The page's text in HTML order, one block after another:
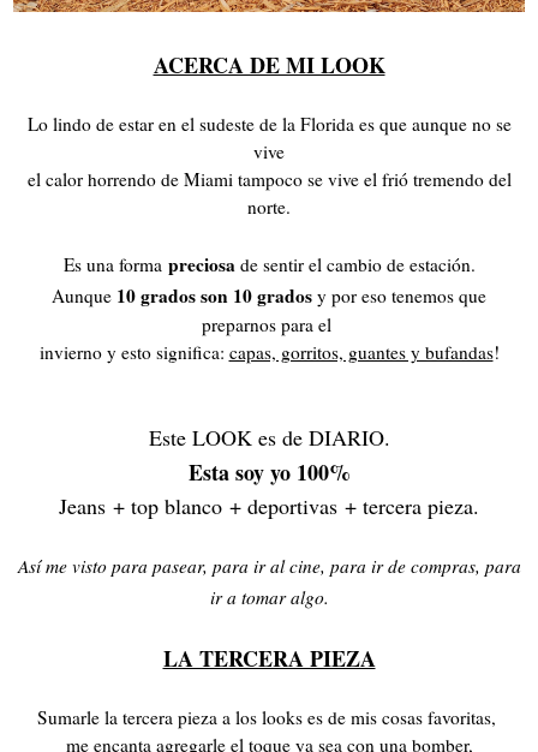
ACERCA DE MI LOOK
Lo lindo de estar en el sudeste de la Florida es que aunque no se
vive
el calor horrendo de Miami tampoco se vive el frió tremendo del
norte.
Es una formapreciosade sentir el cambio de estación.
Aunque 10 grados son 10 grados y por eso tenemos que
preparnos para el
invierno y esto significa: capas, gorritos, guantes y bufandas!
Este LOOK es de DIARIO.
Esta soy yo 100%
Jeans + top blanco + deportivas + tercera pieza.
Así me visto para pasear, para ir al cine, para ir de compras, para
ir a tomar algo.
LA TERCERA PIEZA
Sumarle la tercera pieza a los looks es de mis cosas favoritas,
me encanta agregarle el toque ya sea con una bomber,